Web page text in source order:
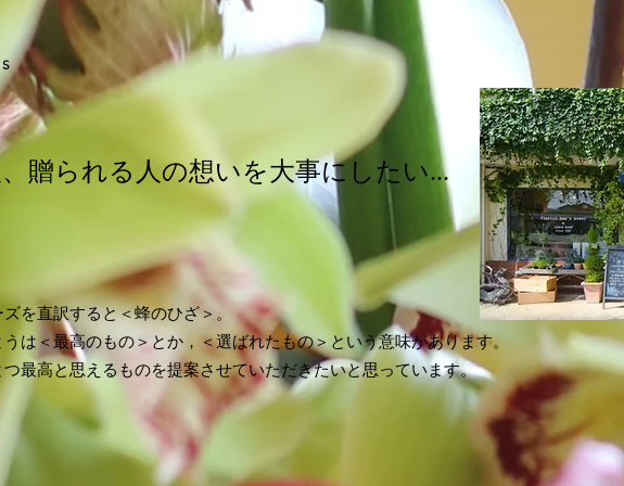
贈られる人の想いを大事にしたい...
ズを直訳すると＜蜂のひざ＞。
うは＜最高のもの＞とか，＜選ばれたもの＞という意味があります。
最高と思えるものを提案させていただきたいと思っています。